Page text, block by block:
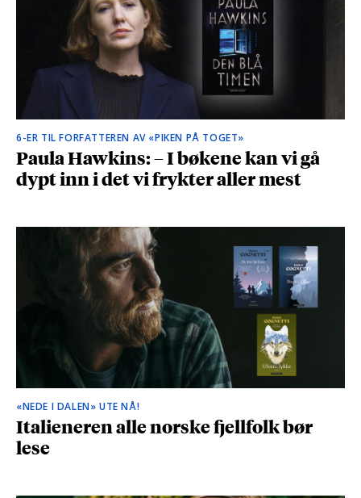
6-ER TIL FORFATTEREN AV «PIKEN PÅ TOGET»
Paula Hawkins: – I bøkene kan vi gå
dypt inn i det vi frykter aller mest
«NEDE I DALEN» UTE NÅ!
Italieneren alle norske fjellfolk bør
lese